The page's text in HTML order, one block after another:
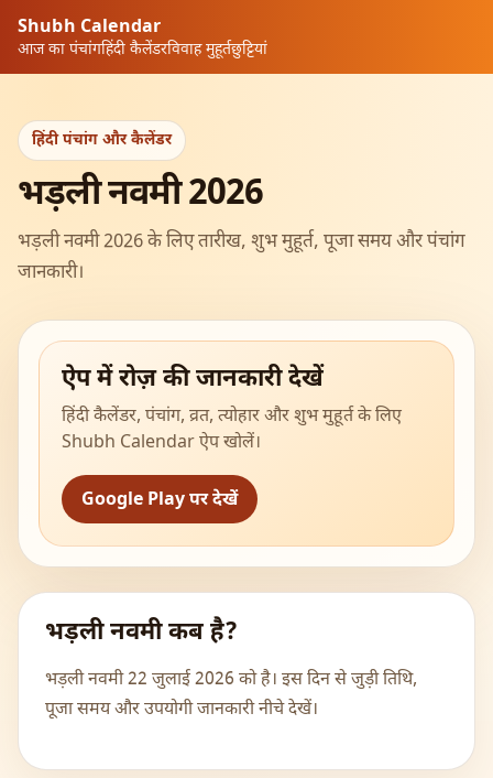
Shubh Calendar
आज का पंचांगहिंदी कैलेंडरविवाह मुहूर्तछुट्टियां
हिंदी पंचांग और कैलेंडर
भड़ली नवमी 2026
भड़ली नवमी 2026 के लिए तारीख, शुभ मुहूर्त, पूजा समय और पंचांग
जानकारी।
ऐप में रोज़ की जानकारी देखें
हिंदी कैलेंडर, पंचांग, व्रत, त्योहार और शुभ मुहूर्त के लिए
Shubh Calendar ऐप खोलें।
Google Play पर देखें
भड़ली नवमी कब है?
भड़ली नवमी 22 जुलाई 2026 को है। इस दिन से जुड़ी तिथि,
पूजा समय और उपयोगी जानकारी नीचे देखें।